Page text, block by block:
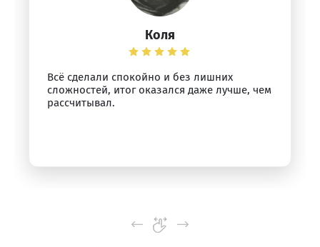
Коля
Всё сделали спокойно и без лишних
сложностей, итог оказался даже лучше, чем
рассчитывал.